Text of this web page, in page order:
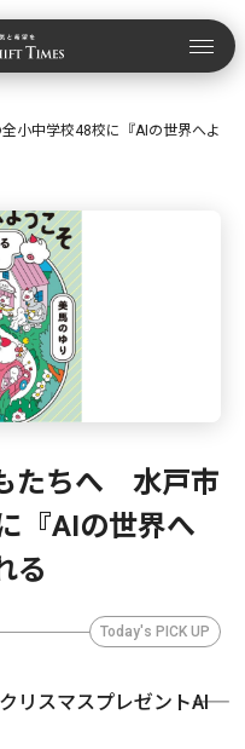
小中学校48校に『AIの世界へよ
たちへ 水戸市
『AIの世界へ
る
Today's PICK UP
スマスプレゼント――AI